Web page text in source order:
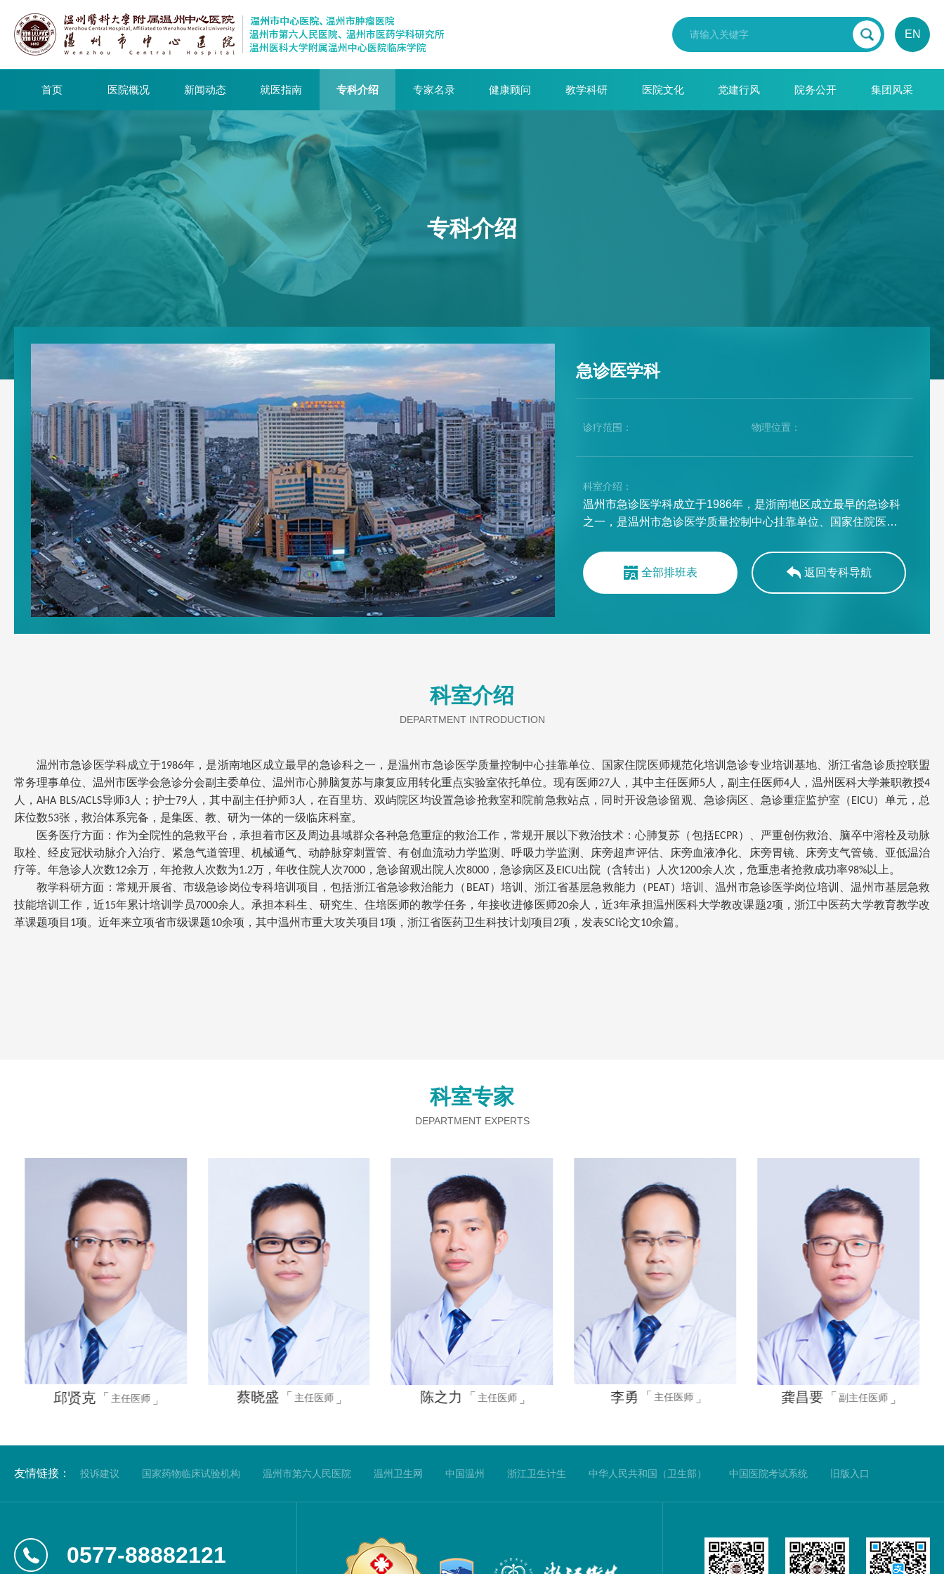
EN
首页 医院概况 新闻动态 就医指南 专科介绍 专家名录 健康顾问 教学科研 医院文化 党建行风 院务公开 集团风采
专科介绍
急诊医学科
诊疗范围： 物理位置：
科室介绍：
温州市急诊医学科成立于1986年，是浙南地区成立最早的急诊科
之一，是温州市急诊医学质量控制中心挂靠单位、国家住院医师
位、温州市医学会急诊分会副主委单位、温州市心肺脑复苏与康
复应用转化重点实验室依托单位。现有医师27人，其中主任医师5
人，副主任医师4人，温州医科大学兼职教授4人，AHA
血液净化、床旁胃镜、床旁支气管镜、亚低温治疗等。年急诊人
次数12余万，年抢救人次数为1.2万，年收住院人次7000，急诊留
观出院人次8000，急诊病区及EICU出院（含转出）人次1200余
省、市级急诊岗位专科培训项目，包括浙江省急诊救治能力
（BEAT）培训、浙江省基层急救能力（PEAT）培训、温州市急
诊医学岗位培训、温州市基层急救技能培训工作，近15年累计培
训学员7000余人。承担本科生、研究生、住培医师的教学任务，
年接收进修医师20余人，近3年承担温州医科大学教改课题2项，
浙江中医药大学教育教学改革课题项目1项。近年来立项省市级课
全部排班表 返回专科导航
科室介绍
DEPARTMENT INTRODUCTION
温州市急诊医学科成立于1986年，是浙南地区成立最早的急诊科之一，是温州市急诊医学质量控制中心挂靠单位、国家住院医师规范化培训急诊专业培训基地、浙江省急诊质控联盟
常务理事单位、温州市医学会急诊分会副主委单位、温州市心肺脑复苏与康复应用转化重点实验室依托单位。现有医师27 人，其中主任医师5 人，副主任医师4 人，温州医科大学兼职教授4
人，AHA BLS/ACLS导师3 人；护士79人，其中副主任护师3人，在百里坊、双屿院区均设置急诊抢救室和院前急救站点，同时开设急诊留观、急诊病区、急诊重症监护室（ EICU）单元，总
床位数53张，救治体系完备，是集医、教、研为一体的一级临床科室。
医务医疗方面：作为全院性的急救平台，承担着市区及周边县域群众各种急危重症的救治工作，常规开展以下救治技术：心肺复苏（包括ECPR）、严重创伤救治、脑卒中溶栓及动脉
取栓、经皮冠状动脉介入治疗 、紧急气道管理、机械通气、动静脉穿刺置管、有创血流动力学监测、呼吸力学监测、床旁超声评估、床旁血液净化、床旁胃镜、床旁支气管镜、亚低温治
疗等。年急诊人次数12余万，年抢救人次数为1.2万，年收住院人次7000 ，急诊留观出院人次8000 ，急诊病区及 EICU出院（含转出）人次1200余人次，危重患者抢救成功率98%以上。
教学科研方面：常规开展省、市级急诊岗位专科培训项目，包括浙江省急诊救治能力（ BEAT）培训 浙江省基层急救能力（ PEAT）培训、温州市急诊医学岗位培训、温州市基层急救
技能培训工作，近15年累计培训学员7000余人。承担本科生、研究生、住培医师的教学任务，年接收进修医师20余人，近3年承担温州医科大学教改课题2项，浙江中医药大学教育教学改
革课题项目 1项。近年来立项省市级课题10余项，其中温州市重大攻关项目 1项，浙江省医药卫生科技计划项目 2项，发表SCI 论文10余篇。
科室专家
DEPARTMENT EXPERTS
邱贤克 主任医师 蔡晓盛 主任医师 陈之力 主任医师 李勇 主任医师 龚昌要 副主任医师
友情链接： 投诉建议 国家药物临床试验机构 温州市第六人民医院 温州卫生网 中国温州 浙江卫生计生 中华人民共和国（卫生部） 中国医院考试系统 旧版入口
0577-88882121